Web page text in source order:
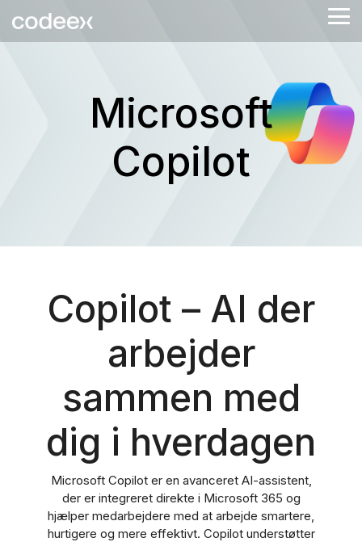
to
the
Microsoft
Copilot
Copilot – AI der
arbejder
sammen med
dig i hverdagen
Microsoft Copilot er en avanceret AI-assistent,
der er integreret direkte i Microsoft 365 og
hjælper medarbejdere med at arbejde smartere,
hurtigere og mere effektivt. Copilot understøtter